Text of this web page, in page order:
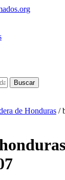
Buscar
de Honduras /